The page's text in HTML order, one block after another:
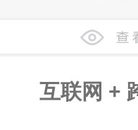
互联网 +